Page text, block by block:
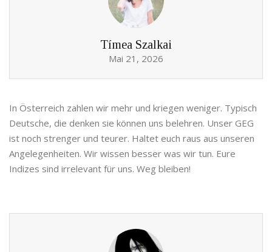
Tímea Szalkai
Mai 21, 2026
In Österreich zahlen wir mehr und kriegen weniger. Typisch
Deutsche, die denken sie können uns belehren. Unser GEG
ist noch strenger und teurer. Haltet euch raus aus unseren
Angelegenheiten. Wir wissen besser was wir tun. Eure
Indizes sind irrelevant für uns. Weg bleiben!